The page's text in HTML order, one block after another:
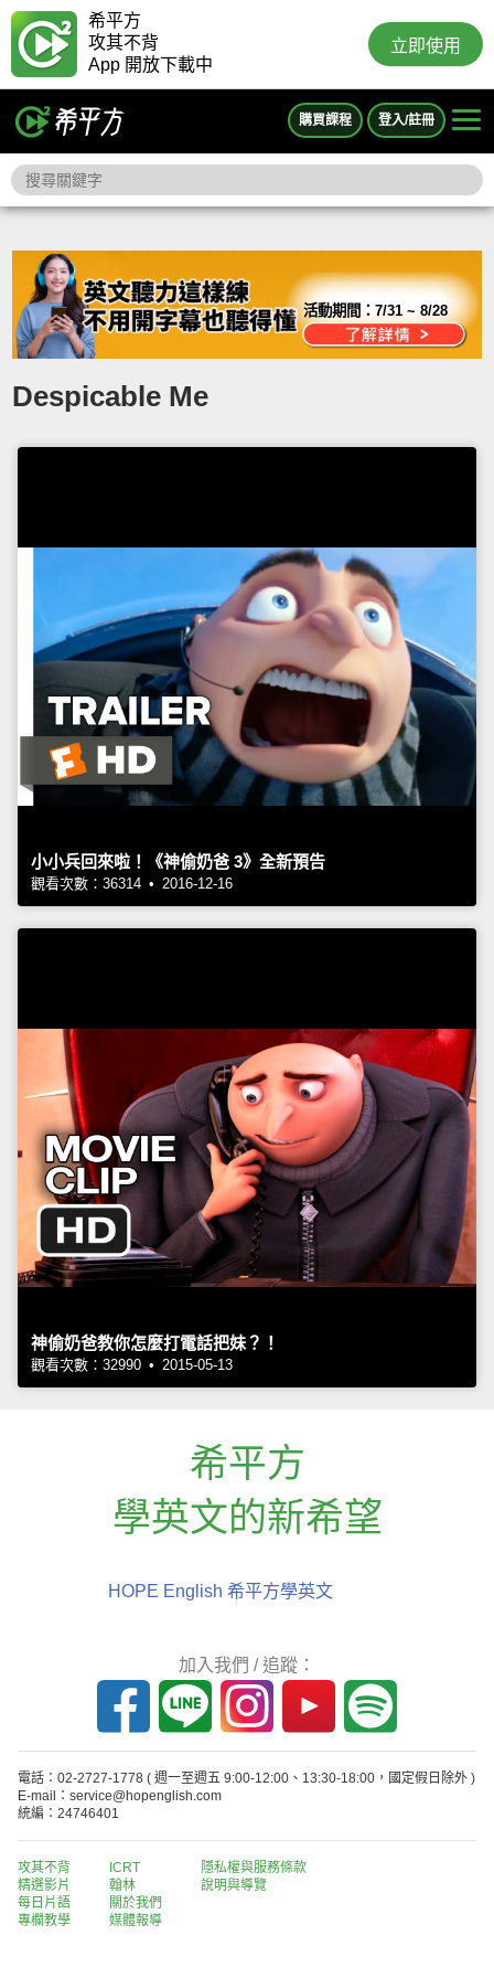
希平方
攻其不背
App 開放下載中
立即使用
購買課程 登入/註冊
活動期間：7/31 ~ 8/28
Despicable Me
小小兵回來啦！《神偷奶爸 3》全新預告
觀看次數：36314 • 2016-12-16
神偷奶爸教你怎麼打電話把妹？！
觀看次數：32990 • 2015-05-13
希平方
學英文的新希望
HOPE English 希平方學英文
加入我們 / 追蹤：
電話：02-2727-1778 ( 週一至週五 9:00-12:00、13:30-18:00，國定假日除外 )
E-mail：service@hopenglish.com
統編：24746401
攻其不背
精選影片
每日片語
專欄教學
ICRT
翰林
關於我們
媒體報導
隱私權與服務條款
說明與導覽